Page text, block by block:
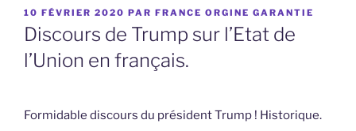
PUBLIÉ
LE
10 FÉVRIER 2020 PAR FRANCE ORGINE GARANTIE
Discours de Trump sur l’Etat de
l’Union en français.
Formidable discours du président Trump ! Historique.